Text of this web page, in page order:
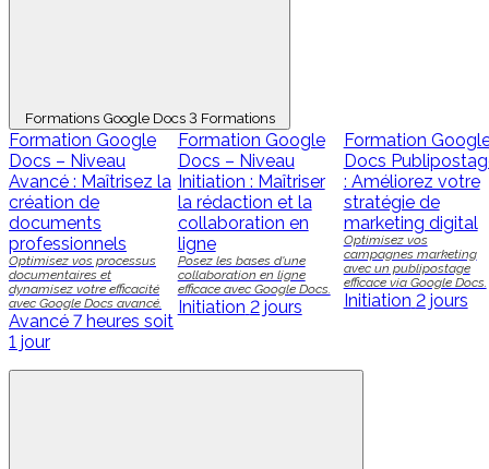
Formations Google Docs 3 Formations
Formation Google
Docs – Niveau
Avancé : Maîtrisez la
création de
documents
professionnels
Optimisez vos processus
documentaires et
dynamisez votre efficacité
avec Google Docs avancé.
Avancé 7 heures soit
1 jour
Formation Google
Docs – Niveau
Initiation : Maîtriser
la rédaction et la
collaboration en
ligne
Posez les bases d'une
collaboration en ligne
efficace avec Google Docs.
Initiation 2 jours
Formation
Docs
: Améliorez votre
stratégie de
marketing digital
Optimisez vos
campagnes marketing
avec un publipostage
efficace via Google Docs.
Initiation 2 jours